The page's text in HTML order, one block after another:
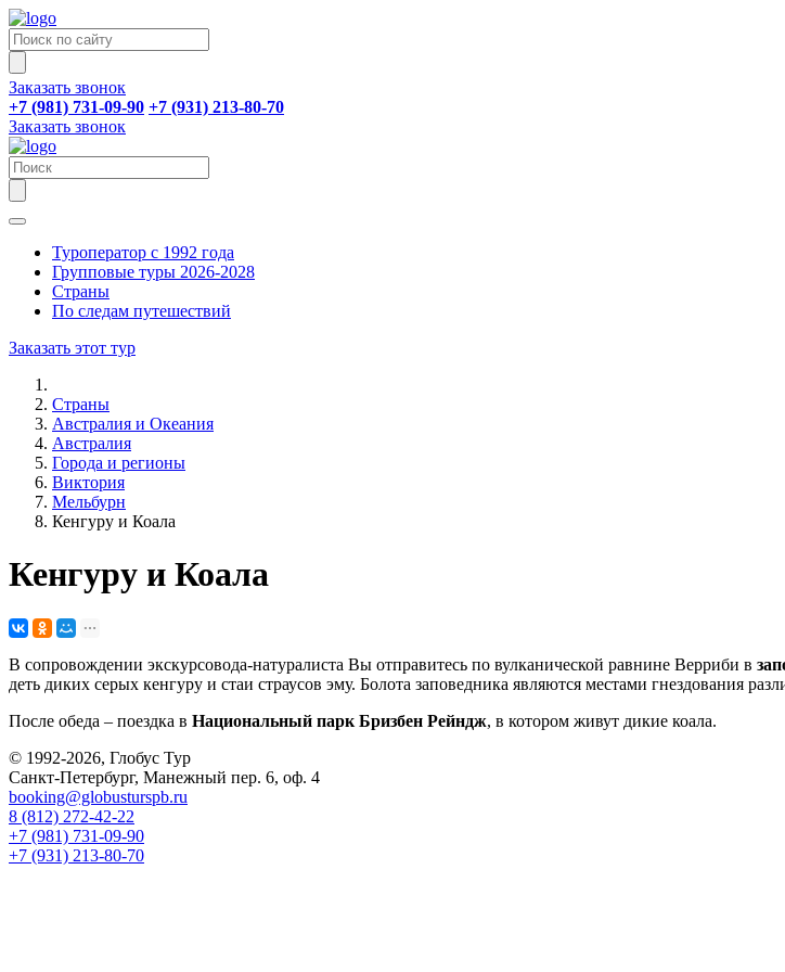
Заказать звонок
+7 (981) 731-09-90 +7 (931) 213-80-70
Заказать звонок
Туроператор с 1992 года
Групповые туры 2026-2028
Страны
По следам путешествий
Заказать этот тур
Страны
Австралия и Океания
Австралия
Города и регионы
Виктория
Мельбурн
Кенгуру и Коала
Кенгуру и Коала
В сопровождении экскурсовода-натуралиста Вы отправитесь по вулканической равнине Верриби в
деть диких серых кенгуру и стаи страусов эму. Болота заповедника являются местами гнездования
После обеда – поездка в Национальный парк Бризбен Рейндж, в котором живут дикие коала.
© 1992-2026, Глобус Тур
Санкт-Петербург, Манежный пер. 6, оф. 4
booking@globusturspb.ru
8 (812) 272-42-22
+7 (981) 731-09-90
+7 (931) 213-80-70